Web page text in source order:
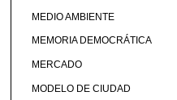
MEDIO AMBIENTE
MEMORIA DEMOCRÁTICA
MERCADO
MODELO DE CIUDAD